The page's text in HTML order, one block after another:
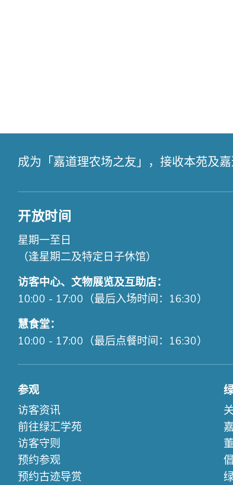
成为「嘉道理农场之友」，接收本苑及
开放时间
星期一至日
（逢星期二及特定日子休馆）
访客中心、文物展览及互助店：
10:00 - 17:00（最后入场时间：16:30）
慧食堂：
10:00 - 17:00（最后点餐时间：16:30）
参观
访客资讯
前往绿汇学苑
访客守则
预约参观
预约古迹导赏